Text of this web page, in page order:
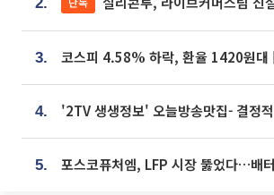
3. 코스피 4.58% 하락, 환율 1420원대
4.
5.